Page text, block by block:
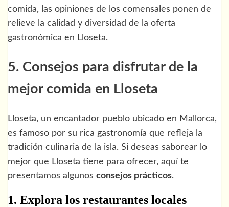
comida, las opiniones de los comensales ponen de
relieve la calidad y diversidad de la oferta
gastronómica en Lloseta.
5. Consejos para disfrutar de la
mejor comida en Lloseta
Lloseta, un encantador pueblo ubicado en Mallorca,
es famoso por su rica gastronomía que refleja la
tradición culinaria de la isla. Si deseas saborear lo
mejor que Lloseta tiene para ofrecer, aquí te
presentamos algunos consejos prácticos.
1. Explora los restaurantes locales